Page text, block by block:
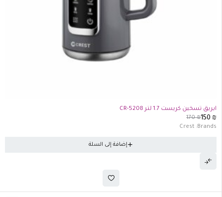
ابريق تسخين كريست 1.7 لتر CR-5208
170₪150
Brands:
Crest
إضافة إلى السلة